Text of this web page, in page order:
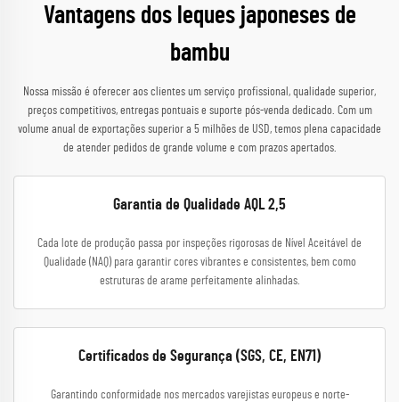
Vantagens dos leques japoneses de
bambu
Nossa missão é oferecer aos clientes um serviço profissional, qualidade superior,
preços competitivos, entregas pontuais e suporte pós-venda dedicado. Com um
volume anual de exportações superior a 5 milhões de USD, temos plena capacidade
de atender pedidos de grande volume e com prazos apertados.
Garantia de Qualidade AQL 2,5
Cada lote de produção passa por inspeções rigorosas de Nível Aceitável de
Qualidade (NAQ) para garantir cores vibrantes e consistentes, bem como
estruturas de arame perfeitamente alinhadas.
Certificados de Segurança (SGS, CE, EN71)
Garantindo conformidade nos mercados varejistas europeus e norte-